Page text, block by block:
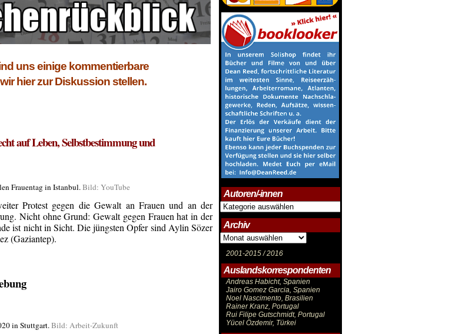
uns einige kommentierbare
hier zur Diskussion stellen.
auf Leben, Selbstbestimmung und
Frauentag in Istanbul.Bild: YouTube
Protest gegen die Gewalt an Frauen und an der
Nicht ohne Grund: Gewalt gegen Frauen hat in der
ist nicht in Sicht. Die jüngsten Opfer sind Aylin Sözer
(Gaziantep).
in Stuttgart.Bild: Arbeit-Zukunft
Autoren/-innen
Autoren/-
innen
Archiv
Archiv
2001-2015 /2016
Auslandskorrespondenten
Andreas Habicht, Spanien
Jairo Gomez Garcia, Spanien
Noel Nascimento, Brasilien
Rainer Kranz, Portugal
Rui Filipe Gutschmidt, Portugal
Yücel Özdemir, Türkei